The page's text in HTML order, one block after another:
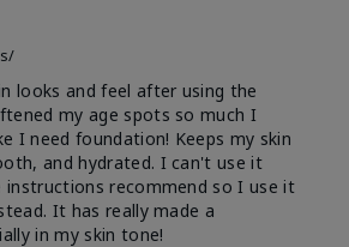
looks and feel after using the
my age spots so much I
I need foundation! Keeps my skin
and hydrated. I can't use it
instructions recommend so I use it
It has really made a
in my skin tone!